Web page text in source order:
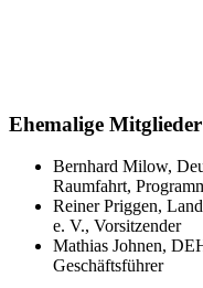
Ehemalige
Bernhard Milow,
Raumfahrt,
Reiner Priggen,
e. V., Vorsitzender
Mathias Johnen,
Geschäftsführer